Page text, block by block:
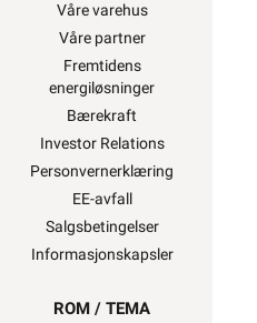
Våre varehus
Våre partner
Fremtidens
energiløsninger
Bærekraft
Investor Relations
Personvernerklæring
EE-avfall
Salgsbetingelser
Informasjonskapsler
ROM / TEMA